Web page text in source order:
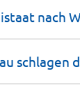
nach
schlagen